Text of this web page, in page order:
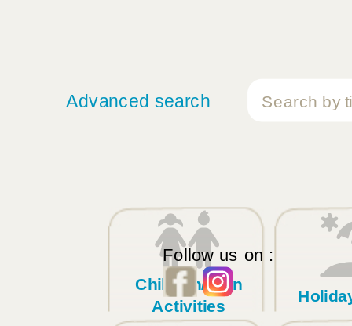
Advanced search
Follow us on :
Children/Teen
Activities